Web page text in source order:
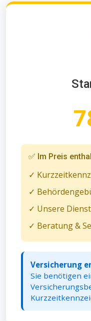
✅ Im Preis
✓
✓
✓ Unsere
✓ Beratung &
Versicherung
Sie benötigen